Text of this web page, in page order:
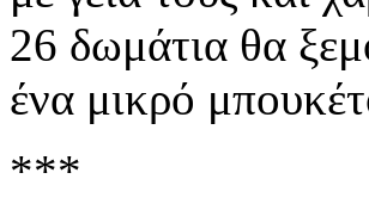
26 δωμάτια θα
ένα μικρό
***